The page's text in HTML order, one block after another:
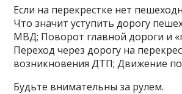
Если на перекрестке нет
Что значит уступить дорогу
МВД; Поворот главной дороги и
Переход через дорогу на
возникновения ДТП; Движение
Будьте внимательны за рулем.